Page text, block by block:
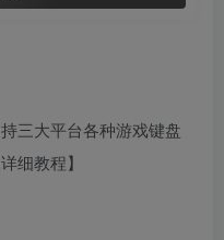
三大平台各种游戏键盘
细教程】